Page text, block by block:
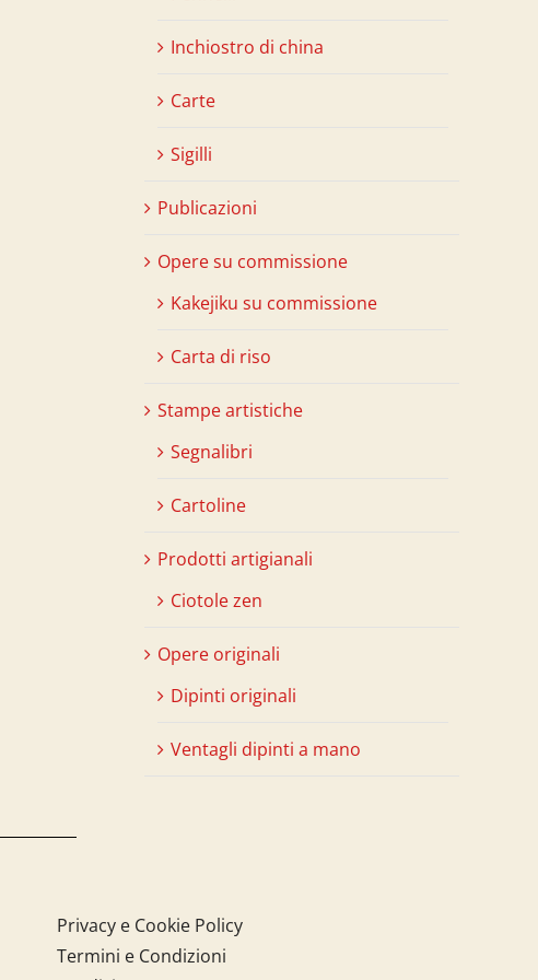
Inchiostro di china
Carte
Sigilli
Publicazioni
Opere su commissione
Kakejiku su commissione
Carta di riso
Stampe artistiche
Segnalibri
Cartoline
Prodotti artigianali
Ciotole zen
Opere originali
Dipinti originali
Ventagli dipinti a mano
Privacy e Cookie Policy
Termini e Condizioni